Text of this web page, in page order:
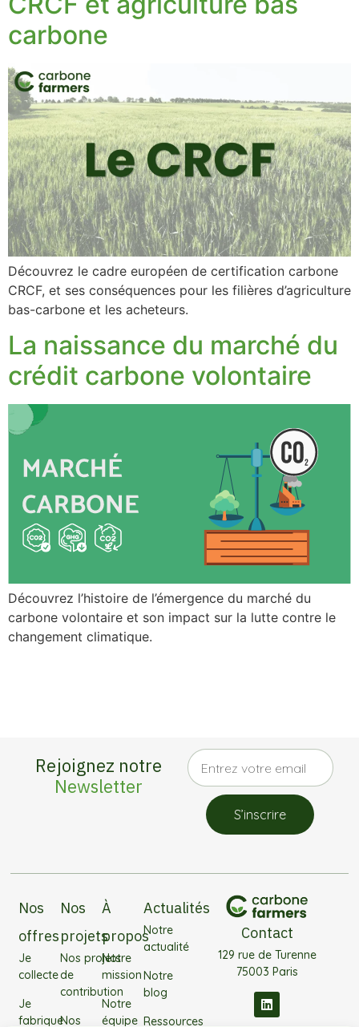
carbone
Découvrez le cadre européen de certification carbone
CRCF, et ses conséquences pour les filières d’agriculture
bas-carbone et les acheteurs.
La naissance du marché du
crédit carbone volontaire
Découvrez l’histoire de l’émergence du marché du
carbone volontaire et son impact sur la lutte contre le
changement climatique.
Rejoignez notre
Newsletter
S’inscrire
Contact
129 rue de Turenne
75003 Paris
Nos
offres
Je
collecte
Je
fabrique
Nos
projets
Nos projets
de
contribution
Nos
À
propos
Notre
mission
Notre
équipe
Actualités
Notre
actualité
Notre
blog
Ressources